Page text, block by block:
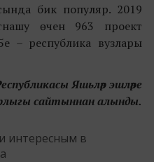
бик популяр. 2019
өчен 963 проект
– республика вузлары
Яшьләр эшләре
сайтыннан алынды.
интересным в